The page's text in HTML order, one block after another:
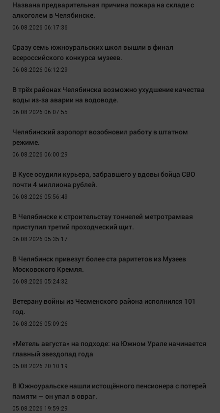
Названа предварительная причина пожара на складе с
алкоголем в Челябинске.
06.08.2026 06:17:36
Сразу семь южноуральских школ вышли в финал
всероссийского конкурса музеев.
06.08.2026 06:12:29
В трёх районах Челябинска возможно ухудшение качества
воды из-за аварии на водоводе.
06.08.2026 06:07:55
Челябинский аэропорт возобновил работу в штатном
режиме.
06.08.2026 06:00:29
В Кусе осудили курьера, забравшего у вдовы бойца СВО
почти 4 миллиона рублей.
06.08.2026 05:56:49
В Челябинске к строительству тоннелей метротрамвая
приступил третий проходческий щит.
06.08.2026 05:35:17
В Челябинск привезут более ста раритетов из Музеев
Московского Кремля.
06.08.2026 05:24:32
Ветерану войны из Чесменского района исполнился 101
год.
06.08.2026 05:09:26
«Метель августа» на подходе: на Южном Урале начинается
главный звездопад года
05.08.2026 20:10:19
В Южноуральске нашли истощённого пенсионера с потерей
памяти — он упал в овраг.
05.08.2026 19:59:29